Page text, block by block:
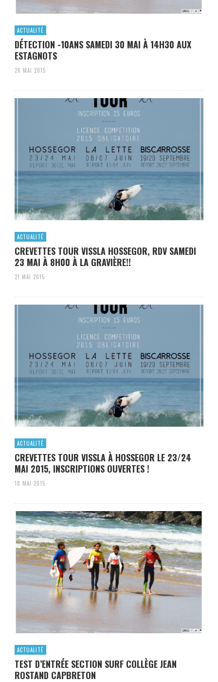
ACTUALITÉ
DÉTECTION -10ANS SAMEDI 30 MAI À 14H30 AUX
ESTAGNOTS
26 MAI 2015
ACTUALITÉ
CREVETTES TOUR VISSLA HOSSEGOR, RDV SAMEDI
23 MAI À 8H00 À LA GRAVIÈRE!!
21 MAI 2015
ACTUALITÉ
CREVETTES TOUR VISSLA À HOSSEGOR LE 23/24
MAI 2015, INSCRIPTIONS OUVERTES !
18 MAI 2015
ACTUALITÉ
TEST D’ENTRÉE SECTION SURF COLLÈGE JEAN
ROSTAND CAPBRETON